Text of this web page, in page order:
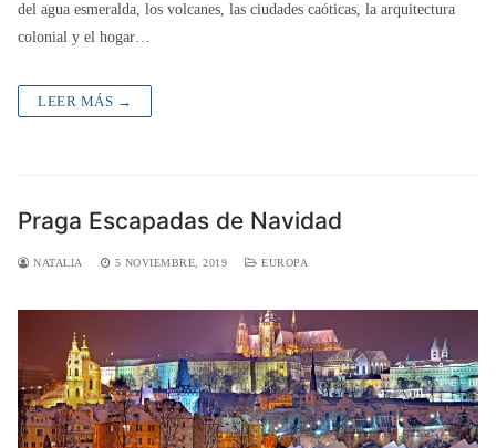
del agua esmeralda, los volcanes, las ciudades caóticas, la arquitectura
colonial y el hogar…
LEER MÁS →
Praga Escapadas de Navidad
NATALIA 5 NOVIEMBRE, 2019 EUROPA